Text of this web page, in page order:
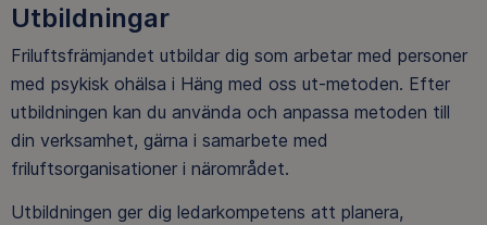
Utbildningar
Friluftsfrämjandet utbildar dig som arbetar med personer
med psykisk ohälsa i Häng med oss ut-metoden. Efter
utbildningen kan du använda och anpassa metoden till
din verksamhet, gärna i samarbete med
friluftsorganisationer i närområdet.
Utbildningen ger dig ledarkompetens att planera,